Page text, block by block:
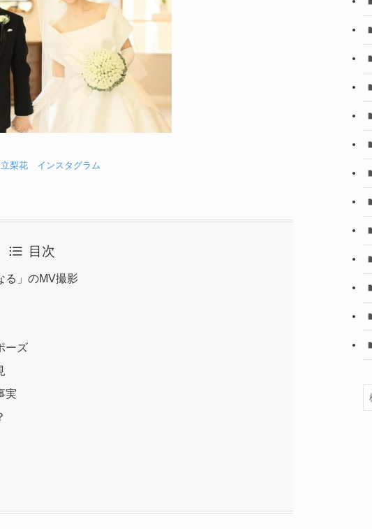
梨花 インスタグラム
目次
る」のMV撮影
ーズ
実